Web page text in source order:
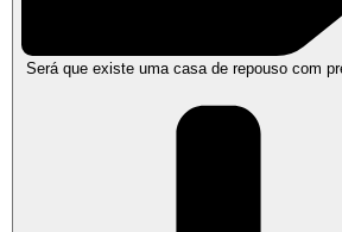
Será que existe uma casa de repouso com